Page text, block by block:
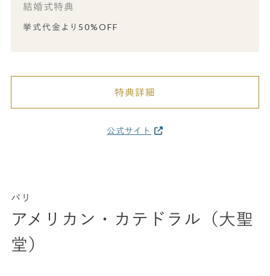
結婚式特典
挙式代金より50%OFF
特典詳細
公式サイト
パリ
アメリカン・カテドラル（大聖
堂）